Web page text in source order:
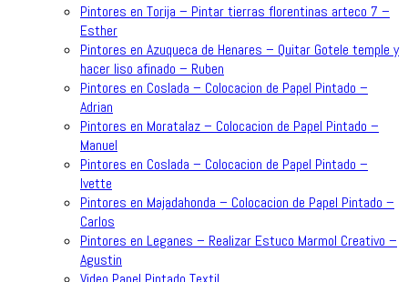
Pintores en Torija – Pintar tierras florentinas arteco 7 –
Esther
Pintores en Azuqueca de Henares – Quitar Gotele temple y
hacer liso afinado – Ruben
Pintores en Coslada – Colocacion de Papel Pintado –
Adrian
Pintores en Moratalaz – Colocacion de Papel Pintado –
Manuel
Pintores en Coslada – Colocacion de Papel Pintado –
Ivette
Pintores en Majadahonda – Colocacion de Papel Pintado –
Carlos
Pintores en Leganes – Realizar Estuco Marmol Creativo –
Agustin